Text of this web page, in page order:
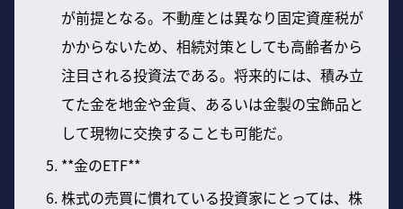
が前提となる。不動産とは異なり固定資産税が
かからないため、相続対策としても高齢者から
注目される投資法である。将来的には、積み立
てた金を地金や金貨、あるいは金製の宝飾品と
して現物に交換することも可能だ。
**金のETF**
株式の売買に慣れている投資家にとっては、株